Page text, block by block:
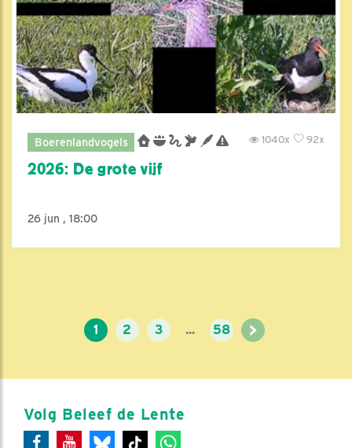
Boerenlandvogels 92x
1040x
2026: De grote vijf
26 jun , 18:00
1 2 3 ... 58 >
Volg Beleef de Lente